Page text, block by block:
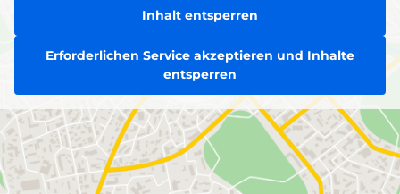
Inhalt entsperren
Erforderlichen Service akzeptieren und Inhalte
entsperren